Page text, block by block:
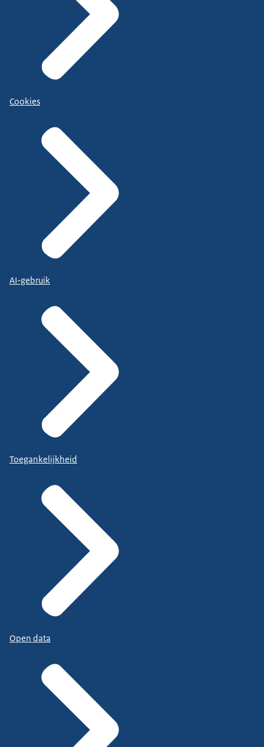
Cookies
AI-gebruik
Toegankelijkheid
Open data